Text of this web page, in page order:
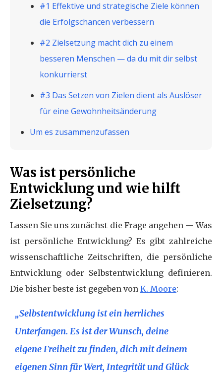
#1 Effektive und strategische Ziele können
die Erfolgschancen verbessern
#2 Zielsetzung macht dich zu einem
besseren Menschen — da du mit dir selbst
konkurrierst
#3 Das Setzen von Zielen dient als Auslöser
für eine Gewohnheitsänderung
Um es zusammenzufassen
Was ist persönliche
Entwicklung und wie hilft
Zielsetzung?
Lassen Sie uns zunächst die Frage angehen — Was
ist persönliche Entwicklung? Es gibt zahlreiche
wissenschaftliche Zeitschriften, die persönliche
Entwicklung oder Selbstentwicklung definieren.
Die bisher beste ist gegeben von K. Moore:
„Selbstentwicklung ist ein herrliches
Unterfangen. Es ist der Wunsch, deine
eigene Freiheit zu finden, dich mit deinem
eigenen Sinn für Wert, Integrität und Glück